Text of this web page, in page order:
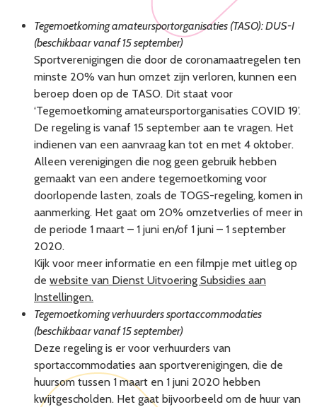
Tegemoetkoming amateursportorganisaties (TASO): DUS-I
(beschikbaar vanaf 15 september)
Sportverenigingen die door de coronamaatregelen ten
minste 20% van hun omzet zijn verloren, kunnen een
beroep doen op de TASO. Dit staat voor
‘Tegemoetkoming amateursportorganisaties COVID 19’.
De regeling is vanaf 15 september aan te vragen. Het
indienen van een aanvraag kan tot en met 4 oktober.
Alleen verenigingen die nog geen gebruik hebben
gemaakt van een andere tegemoetkoming voor
doorlopende lasten, zoals de TOGS-regeling, komen in
aanmerking. Het gaat om 20% omzetverlies of meer in
de periode 1 maart – 1 juni en/of 1 juni – 1 september
2020.
Kijk voor meer informatie en een filmpje met uitleg op
de website van Dienst Uitvoering Subsidies aan
Instellingen.
Tegemoetkoming verhuurders sportaccommodaties
(beschikbaar vanaf 15 september)
Deze regeling is er voor verhuurders van
sportaccommodaties aan sportverenigingen, die de
huursom tussen 1 maart en 1 juni 2020 hebben
kwijtgescholden. Het gaat bijvoorbeeld om de huur van